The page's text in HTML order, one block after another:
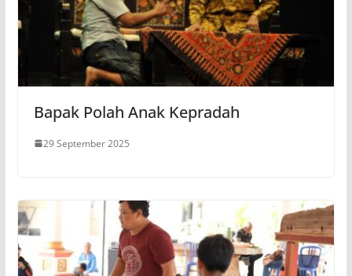
Bapak Polah Anak Kepradah
29 September 2025